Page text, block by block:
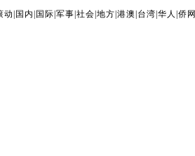
动 国内 国际 军事 社会 地方 港澳 台湾 华人 侨网